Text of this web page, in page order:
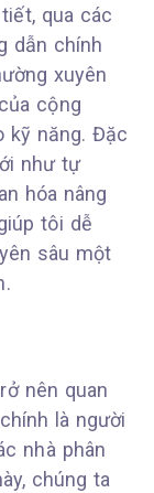
qua các
dẫn chính
xuyên
cộng
kỹ năng. Đặc
như tự
hóa nâng
tôi dễ
sâu một
nên quan
là người
nhà phân
chúng ta